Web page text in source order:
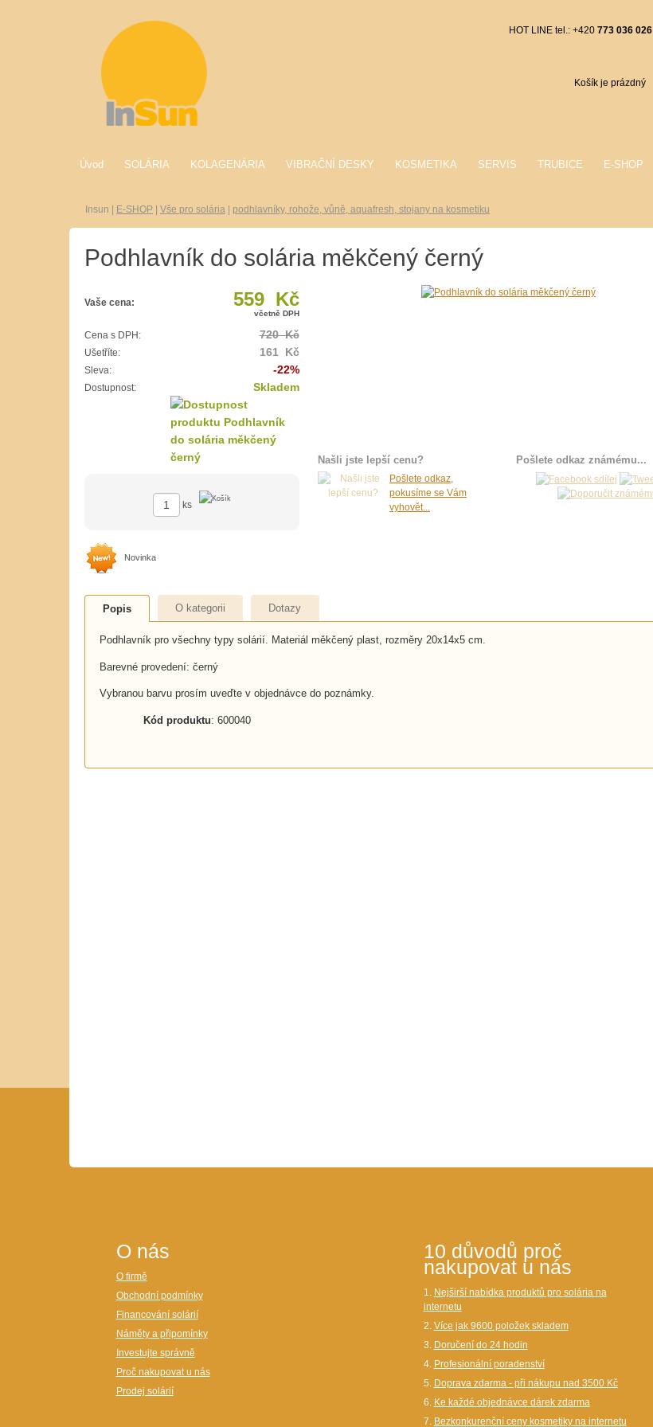
HOT LINE tel.: +420 773 036 026
Košík je prázdný
Úvod SOLÁRIA KOLAGENÁRIA VIBRAČNÍ DESKY KOSMETIKA SERVIS TRUBICE E-SHOP
Insun E-SHOP Vše pro solária podhlavníky, rohože, vůně, aquafresh, stojany na kosmetiku
Podhlavník do solária měkčený černý
Našli jste lepší cenu?
Pošlete odkaz,
pokusíme se Vám
vyhovět...
Pošlete odkaz známému...
Vaše cena: 559 Kč
včetně DPH
Cena s DPH: 720 Kč
Ušetříte: 161 Kč
Sleva: -22%
Dostupnost: Skladem
ks
Novinka
Popis O kategorii Dotazy
Podhlavník pro všechny typy solárií. Materiál měkčený plast, rozměry 20x14x5 cm.
Barevné provedení: černý
Vybranou barvu prosím uveďte v objednávce do poznámky.
Kód produktu: 600040
O nás
O firmě
Obchodní podmínky
Financování solárií
Náměty a připomínky
Investujte správně
Proč nakupovat u nás
Prodej solárií
10 důvodů proč
nakupovat u nás
1. Nejširší nabídka produktů pro solária na
internetu
2. Více jak 9600 položek skladem
3. Doručení do 24 hodin
4. Profesionální poradenství
5. Doprava zdarma - při nákupu nad 3500 Kč
6. Ke každé objednávce dárek zdarma
7. Bezkonkurenční ceny kosmetiky na internetu